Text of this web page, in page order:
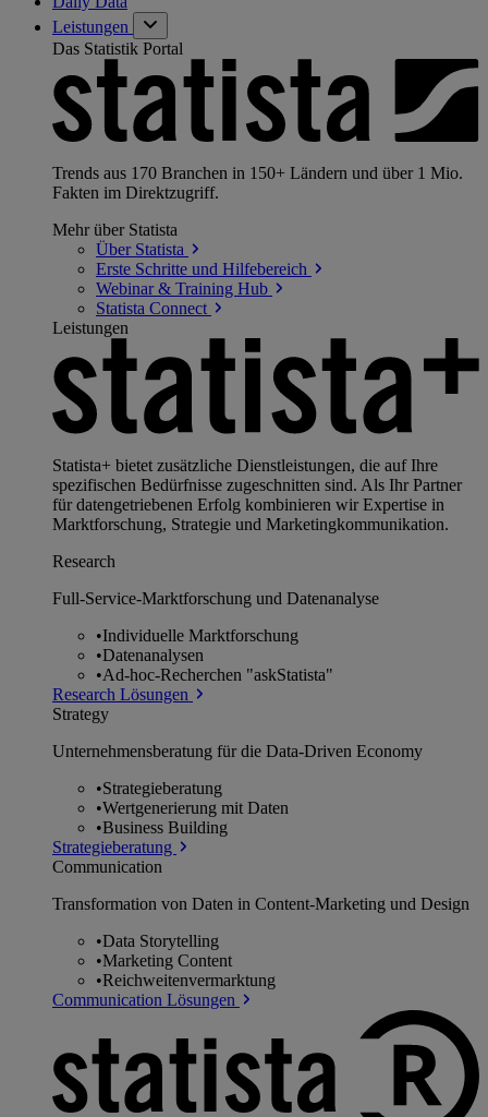
Leistungen
Das Statistik Portal
Trends aus 170 Branchen in 150+ Ländern und über 1 Mio.
Fakten im Direktzugriff.
Mehr über Statista
Über Statista
Erste Schritte und Hilfebereich
Webinar & Training Hub
Statista Connect
Leistungen
Statista+ bietet zusätzliche Dienstleistungen, die auf Ihre
spezifischen Bedürfnisse zugeschnitten sind. Als Ihr Partner
für datengetriebenen Erfolg kombinieren wir Expertise in
Marktforschung, Strategie und Marketingkommunikation.
Research
Full-Service-Marktforschung und Datenanalyse
•Individuelle Marktforschung
•Datenanalysen
•Ad-hoc-Recherchen "askStatista"
Research Lösungen
Strategy
Unternehmens­beratung für die Data-Driven Economy
•Strategieberatung
•Wertgenerierung mit Daten
•Business Building
Strategieberatung
Communication
Transformation von Daten in Content-Marketing und Design
•Data Storytelling
•Marketing Content
•Reichweitenvermarktung
Communication Lösungen